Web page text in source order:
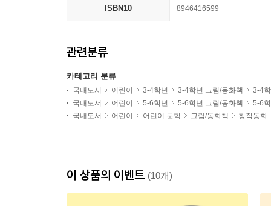
ISBN10 8946416599
관련분류
카테고리 분류
국내도서 어린이 3-4학년 3-4학년 그림/동화책
3-4
국내도서
어린이 5-6학년 5-6학년 그림/동화책
5-6
국내도서
어린이 어린이 문학 그림/동화책 창작동화
이 상품의 이벤트 (10개)